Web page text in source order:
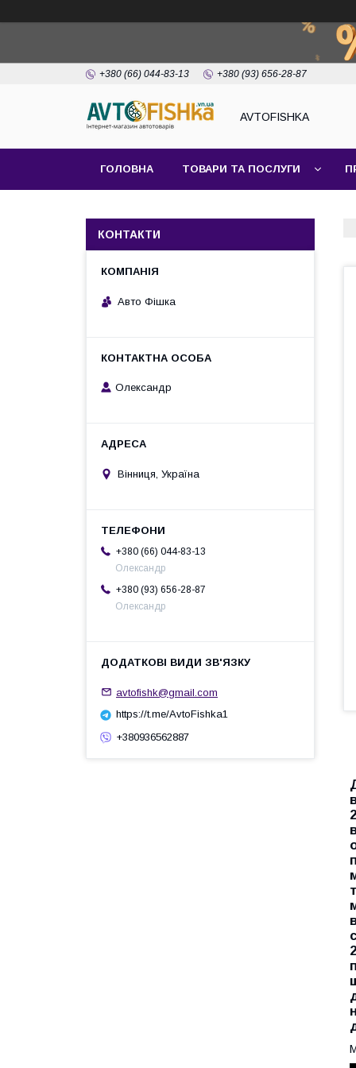
+380 (66) 044-83-13 +380 (93) 656-28-87
AVTOFISHKA
ГОЛОВНА ТОВАРИ ТА ПОСЛУГИ
КОНТАКТИ
Авто Фішка
Олександр
Вінниця, Україна
+380 (66) 044-83-13
Олександр
+380 (93) 656-28-87
Олександр
avtofishk@gmail.com
https://t.me/AvtoFishka1
+380936562887